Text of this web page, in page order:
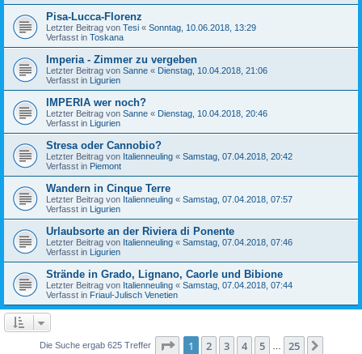
Pisa-Lucca-Florenz
Letzter Beitrag von Tesi « Sonntag, 10.06.2018, 13:29
Verfasst in Toskana
Imperia - Zimmer zu vergeben
Letzter Beitrag von Sanne « Dienstag, 10.04.2018, 21:06
Verfasst in Ligurien
IMPERIA wer noch?
Letzter Beitrag von Sanne « Dienstag, 10.04.2018, 20:46
Verfasst in Ligurien
Stresa oder Cannobio?
Letzter Beitrag von Italienneuling « Samstag, 07.04.2018, 20:42
Verfasst in Piemont
Wandern in Cinque Terre
Letzter Beitrag von Italienneuling « Samstag, 07.04.2018, 07:57
Verfasst in Ligurien
Urlaubsorte an der Riviera di Ponente
Letzter Beitrag von Italienneuling « Samstag, 07.04.2018, 07:46
Verfasst in Ligurien
Strände in Grado, Lignano, Caorle und Bibione
Letzter Beitrag von Italienneuling « Samstag, 07.04.2018, 07:44
Verfasst in Friaul-Julisch Venetien
Die Suche ergab 625 Treffer Seite 1von 25
1 2 3 4 5 25